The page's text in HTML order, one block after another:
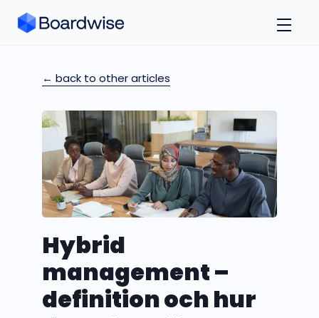
← back to other articles
Hybrid
management –
definition och hur